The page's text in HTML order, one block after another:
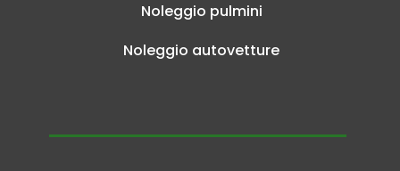
Noleggio pulmini
Noleggio autovetture